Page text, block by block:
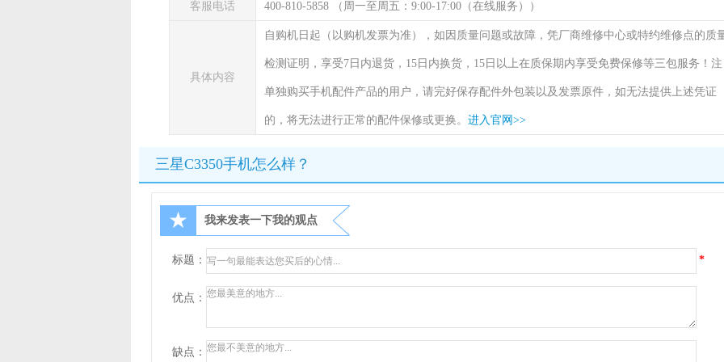
客服电话 400-810-5858 （周一至周五：9:00-17:00（在线服务））
具体内容
自购机日起（以购机发票为准），如因质量问题或故障，凭厂商维修中心或特约维修点的质
检测证明，享受7日内退货，15日内换货，15日以上在质保期内享受免费保修等三包服务！
单独购买手机配件产品的用户，请完好保存配件外包装以及发票原件，如无法提供上述凭证
的，将无法进行正常的配件保修或更换。 进入官网>>
三星C3350手机怎么样？
★ 我来发表一下我的观点
标题： *
优点：
缺点：